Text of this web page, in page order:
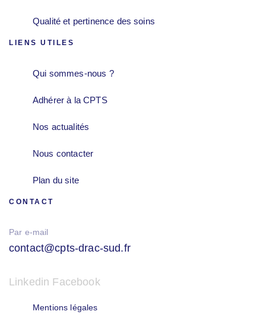
Qualité et pertinence des soins
LIENS UTILES
Qui sommes-nous ?
Adhérer à la CPTS
Nos actualités
Nous contacter
Plan du site
CONTACT
Par e-mail
contact@cpts-drac-sud.fr
Linkedin Facebook
Mentions légales